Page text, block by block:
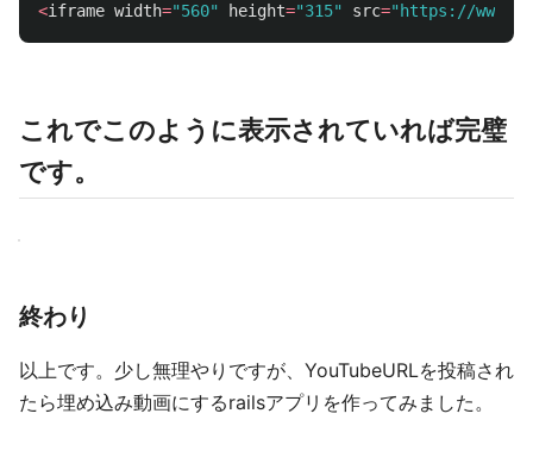
<iframe width="560" height="315" src="https://
これでこのように表示されていれば完璧
です。
終わり
以上です。少し無理やりですが、YouTubeURLを投稿され
たら埋め込み動画にするrailsアプリを作ってみました。